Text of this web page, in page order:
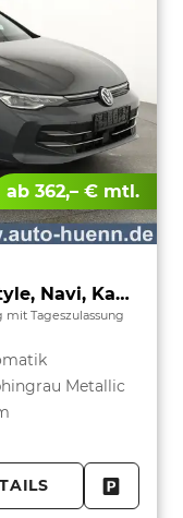
ab 362,– € mtl.
1.5 TSI eHybrid 150 kW VIII Style, Navi, Kamera, Side, LED-Plus
mit Tageszulassung
Metallic